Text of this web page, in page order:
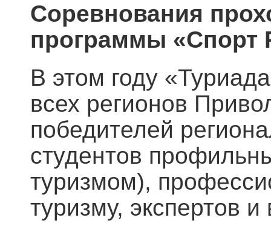
Соревнования
программы «Спорт
В этом году
всех регионов
победителей
студентов
туризмом),
туризму, экспертов